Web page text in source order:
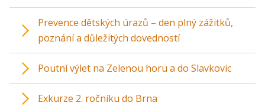
Prevence dětských úrazů – den plný zážitků,
poznání a důležitých dovedností
Poutní výlet na Zelenou horu a do Slavkovic
Exkurze 2. ročníku do Brna